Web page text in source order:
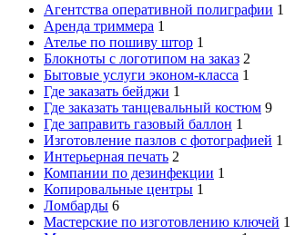
Агентства оперативной полиграфии 1
Аренда триммера 1
Ателье по пошиву штор 1
Блокноты с логотипом на заказ 2
Бытовые услуги эконом-класса 1
Где заказать бейджи 1
Где заказать танцевальный костюм 9
Где заправить газовый баллон 1
Изготовление пазлов с фотографией 1
Интерьерная печать 2
Компании по дезинфекции 1
Копировальные центры 1
Ломбарды 6
Мастерские по изготовлению ключей 1